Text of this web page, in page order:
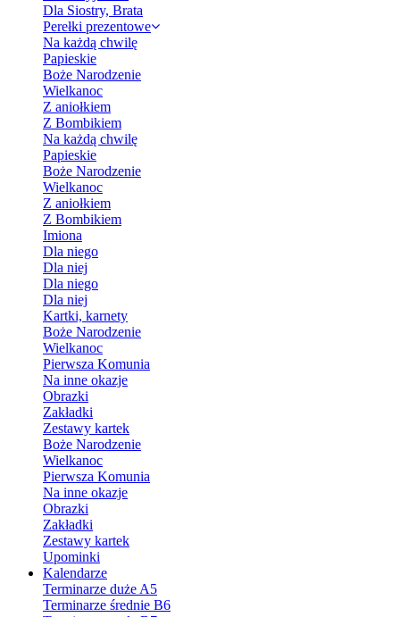
Dla Siostry, Brata
Perełki prezentowe
Na każdą chwilę
Papieskie
Boże Narodzenie
Wielkanoc
Z aniołkiem
Z Bombikiem
Na każdą chwilę
Papieskie
Boże Narodzenie
Wielkanoc
Z aniołkiem
Z Bombikiem
Imiona
Dla niego
Dla niej
Dla niego
Dla niej
Kartki, karnety
Boże Narodzenie
Wielkanoc
Pierwsza Komunia
Na inne okazje
Obrazki
Zakładki
Zestawy kartek
Boże Narodzenie
Wielkanoc
Pierwsza Komunia
Na inne okazje
Obrazki
Zakładki
Zestawy kartek
Upominki
Kalendarze
Terminarze duże A5
Terminarze średnie B6